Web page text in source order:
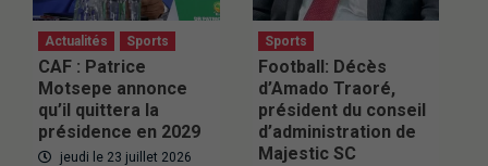
Actualités Sports
CAF : Patrice
Motsepe annonce
qu’il quittera la
présidence en 2029
jeudi le 23 juillet 2026
Sports
Football: Décès
d’Amado Traoré,
président du conseil
d’administration de
Majestic SC